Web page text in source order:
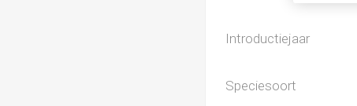
Introductiejaar
Speciesoort